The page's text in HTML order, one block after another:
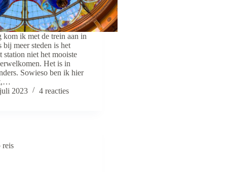
kom ik met de trein aan in
bij meer steden is het
station niet het mooiste
Het is in
Sowieso ben ik hier
2023
4 reacties
reis